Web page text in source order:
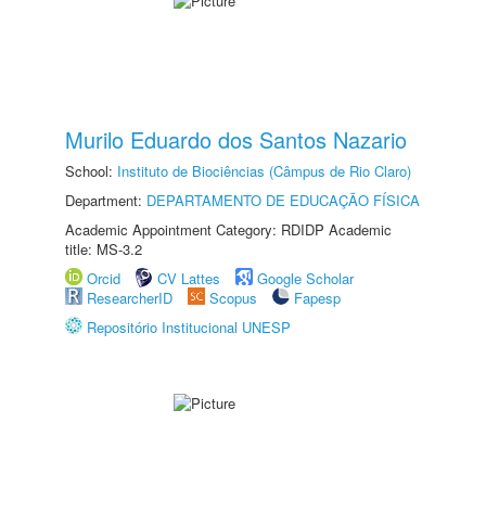
Murilo Eduardo dos Santos Nazario
School: Instituto de Biociências (Câmpus de Rio Claro)
Department: DEPARTAMENTO DE EDUCAÇÃO FÍSICA
Academic Appointment Category: RDIDP Academic
title: MS-3.2
Orcid
CV Lattes
Google Scholar
ResearcherID
Scopus
Fapesp
Repositório Institucional UNESP